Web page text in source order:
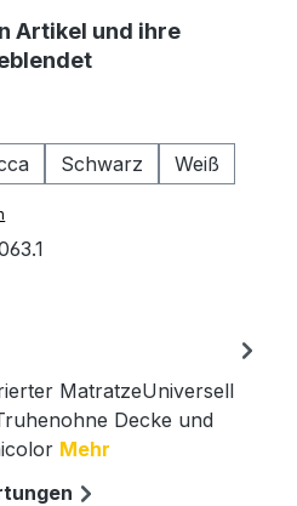
Artikel und ihre
Schwarz Weiß
MatratzeUniversell
Decke und
Mehr